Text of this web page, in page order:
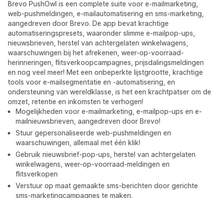
Brevo PushOwl is een complete suite voor e-mailmarketing,
web-pushmeldingen, e-mailautomatisering en sms-marketing,
aangedreven door Brevo. De app bevat krachtige
automatiseringspresets, waaronder slimme e-mailpop-ups,
nieuwsbrieven, herstel van achtergelaten winkelwagens,
waarschuwingen bij het afrekenen, weer-op-voorraad-
herinneringen, flitsverkoopcampagnes, prijsdalingsmeldingen
en nog veel meer! Met een onbeperkte lijstgrootte, krachtige
tools voor e-mailsegmentatie en -automatisering, en
ondersteuning van wereldklasse, is het een krachtpatser om de
omzet, retentie en inkomsten te verhogen!
Mogelijkheden voor e-mailmarketing, e-mailpop-ups en e-
mailnieuwsbrieven, aangedreven door Brevo!
Stuur gepersonaliseerde web-pushmeldingen en
waarschuwingen, allemaal met één klik!
Gebruik nieuwsbrief-pop-ups, herstel van achtergelaten
winkelwagens, weer-op-voorraad-meldingen en
flitsverkopen
Verstuur op maat gemaakte sms-berichten door gerichte
sms-marketingcampagnes te maken.